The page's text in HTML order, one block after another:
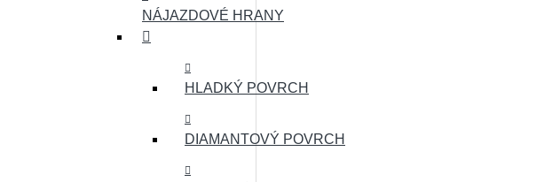
NÁJAZDOVÉ HRANY
HLADKÝ POVRCH
DIAMANTOVÝ POVRCH